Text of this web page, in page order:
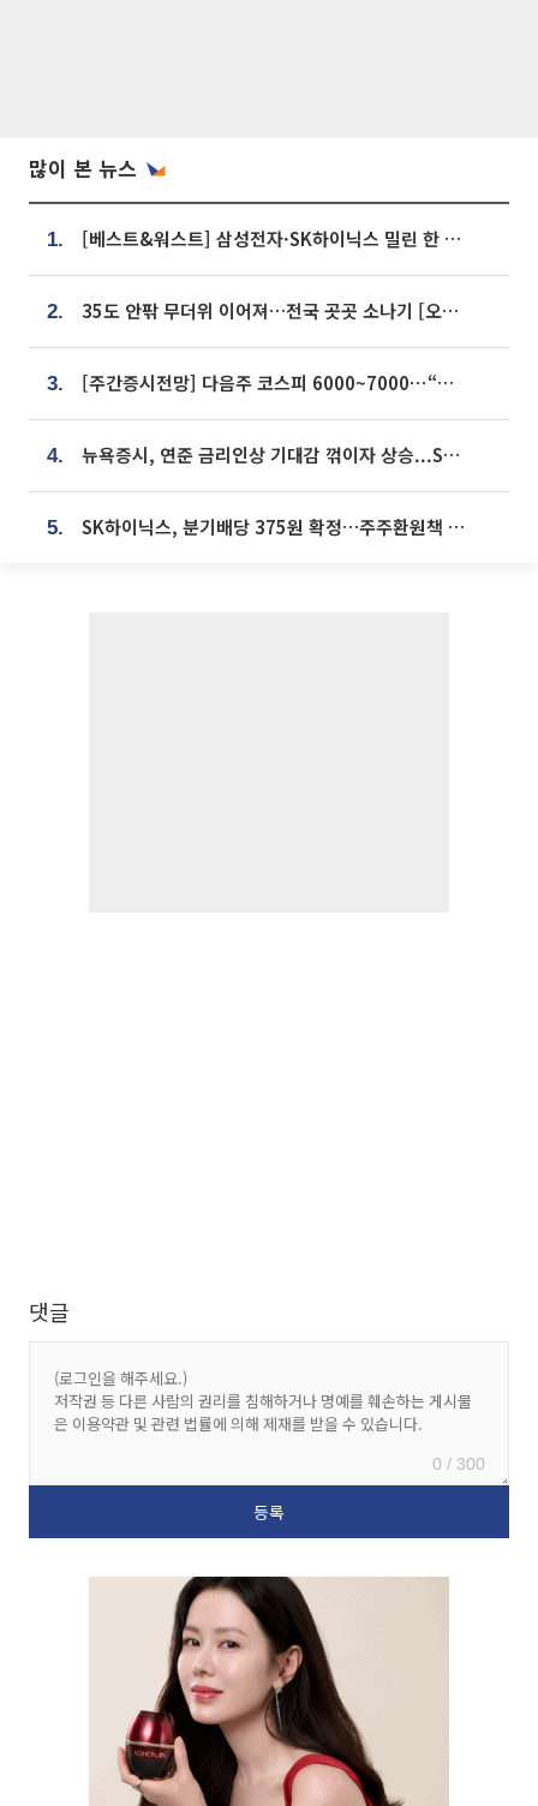
많이 본 뉴스
1. [베스트&워스트] 삼성전자·SK하이닉스 밀린 한 주…상상인증권은 85% 급등
2. 35도 안팎 무더위 이어져…전국 곳곳 소나기 [오늘 날씨]
3. [주간증시전망] 다음주 코스피 6000~7000⋯“外人 수급은 정책이 변수”
4. 뉴욕증시, 연준 금리인상 기대감 꺾이자 상승...S&P500 사상 최고치 [종합]
5. SK하이닉스, 분기배당 375원 확정…주주환원책 9월로 앞당겨 발표
댓글
0 / 300